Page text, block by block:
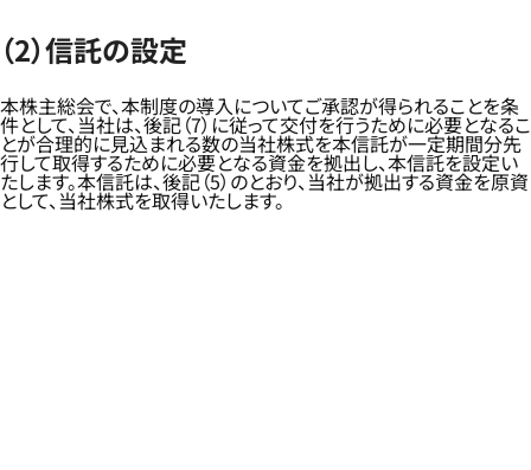
（2）信託の設定
本株主総会で、本制度の導入についてご承認が得られることを条
件として、当社は、後記（7）に従って交付を行うために必要となるこ
とが合理的に見込まれる数の当社株式を本信託が一定期間分先
行して取得するために必要となる資金を拠出し、本信託を設定い
たします。本信託は、後記（5）のとおり、当社が拠出する資金を原資
として、当社株式を取得いたします。